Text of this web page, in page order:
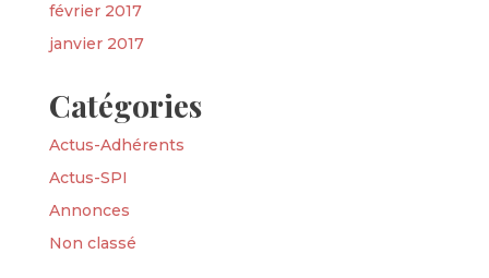
février 2017
janvier 2017
Catégories
Actus-Adhérents
Actus-SPI
Annonces
Non classé